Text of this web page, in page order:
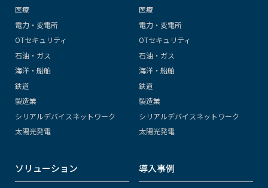
医療
電力・変電所
OTセキュリティ
石油・ガス
海洋・船舶
鉄道
製造業
シリアルデバイスネットワーク
太陽光発電
医療
電力・変電所
OTセキュリティ
石油・ガス
海洋・船舶
鉄道
製造業
シリアルデバイスネットワーク
太陽光発電
ソリューション 導入事例